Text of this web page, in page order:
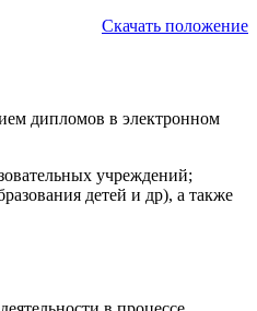
Скачать положение
дипломов в электронном
учреждений;
детей и др), а также